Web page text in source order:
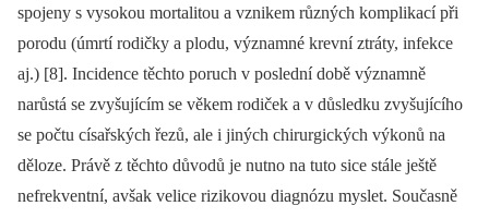
spojeny s vysokou mortalitou a vznikem různých komplikací při
porodu (úmrtí rodičky a plodu, významné krevní ztráty, infekce
aj.) [8]. Incidence těchto poruch v poslední době významně
narůstá se zvyšujícím se věkem rodiček a v důsledku zvyšujícího
se počtu císařských řezů, ale i jiných chirurgických výkonů na
děloze. Právě z těchto důvodů je nutno na tuto sice stále ještě
nefrekventní, avšak velice rizikovou diagnózu myslet. Současně